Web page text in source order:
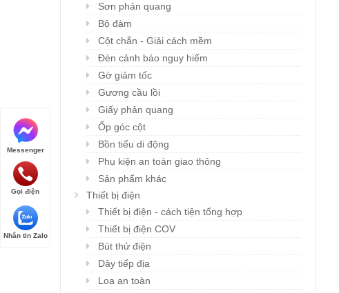
Sơn phản quang
Bộ đàm
Cột chắn - Giải cách mềm
Đèn cảnh báo nguy hiểm
Gờ giảm tốc
Gương cầu lồi
Giấy phản quang
Ốp góc cột
Bồn tiểu di động
Phụ kiện an toàn giao thông
Sản phẩm khác
Thiết bị điện
Thiết bị điện - cách tiện tổng hợp
Thiết bị điện COV
Bút thử điện
Dây tiếp địa
Loa an toàn
Messenger
Gọi điện
Nhắn tin Zalo